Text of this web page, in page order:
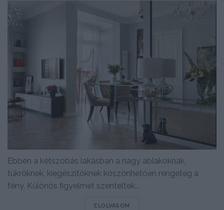
Ebben a kétszobás lakásban a nagy ablakoknak,
tükröknek, kiegészítőknek köszönhetően rengeteg a
fény. Különös figyelmet szenteltek...
ELOLVASOM